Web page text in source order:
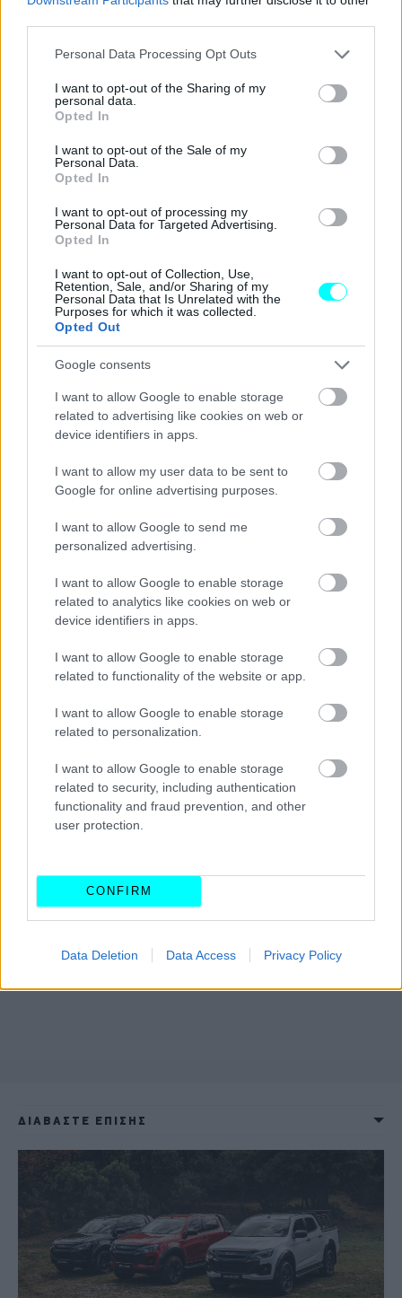
Please note that this website/app uses one or more Google
not limited to your visit or usage behaviour. You may click to
grant or deny consent to Google and its third-party tags to
use your data for below specified purposes in below Google
consent section.
Personal Data Processing Opt Outs
I want to opt-out of the Sharing of my
personal data.
Opted In
I want to opt-out of the Sale of my
Personal Data.
Opted In
I want to opt-out of processing my
Personal Data for Targeted Advertising.
Opted In
I want to opt-out of Collection, Use,
Retention, Sale, and/or Sharing of my
Personal Data that Is Unrelated with the
Purposes for which it was collected.
Opted Out
Google consents
I want to allow Google to enable storage
related to advertising like cookies on web or
device identifiers in apps.
I want to allow my user data to be sent to
Google for online advertising purposes.
I want to allow Google to send me
personalized advertising.
I want to allow Google to enable storage
related to analytics like cookies on web or
device identifiers in apps.
I want to allow Google to enable storage
related to functionality of the website or app.
I want to allow Google to enable storage
related to personalization.
I want to allow Google to enable storage
related to security, including authentication
functionality and fraud prevention, and other
user protection.
CONFIRM
Data Deletion Data Access Privacy Policy
Στις υπόλοιπες αλλαγές του συγκεκριμένου
περιλαμβάνεται ανάρτησηPenske2και σύστημα πέδησης
Neotech EVO-Rμε δίσκους14,2 ιντσών
ζάντες αλουμινίου είναι σφυρήλατες
ελαστικάέχουν επιλεγεί τα Toyo Proxes
(275/40 R18).
(προδιαγραφών FIA), μπάκετ καθίσματα, ζώνες
ασφαλείας ,δίχτυ στα παράθυρα
. Το σύστημα ψυχαγωγίας διαθέτει συν τοις
άλλοις και τηλεμετρία για να καταγράφει τα δεδομένα σε
ΔΙΑΒΑΣΤΕ ΕΠΙΣΗΣ